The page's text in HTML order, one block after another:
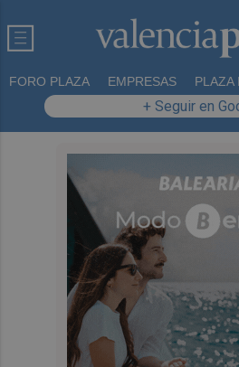
FORO PLAZA EMPRESAS PLAZA
+ Seguir en